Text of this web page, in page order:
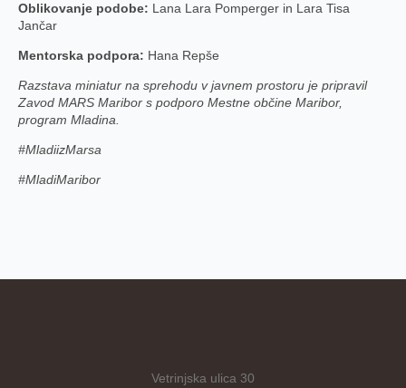
Oblikovanje podobe: Lana Lara Pomperger in Lara Tisa
Jančar
Mentorska podpora: Hana Repše
Razstava miniatur na sprehodu v javnem prostoru je pripravil
Zavod MARS Maribor s podporo Mestne občine Maribor,
program Mladina.
#MladiizMarsa
#MladiMaribor
Vetrinjska ulica 30